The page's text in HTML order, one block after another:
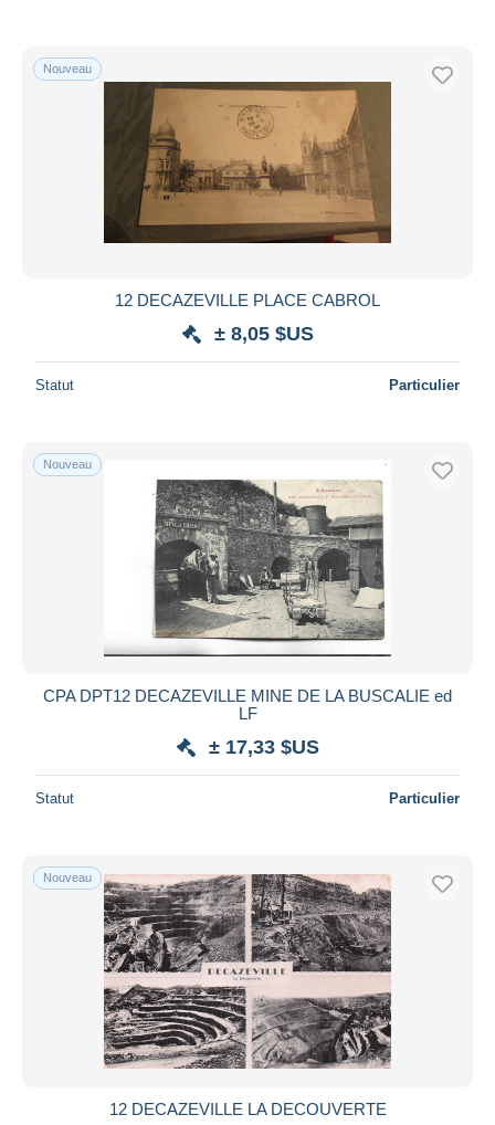
Appliquer
Nouveau
12 DECAZEVILLE PLACE CABROL
± 8,05 $US
Statut Particulier
Nouveau
CPA DPT12 DECAZEVILLE MINE DE LA BUSCALIE ed
LF
± 17,33 $US
Statut Particulier
Nouveau
12 DECAZEVILLE LA DECOUVERTE